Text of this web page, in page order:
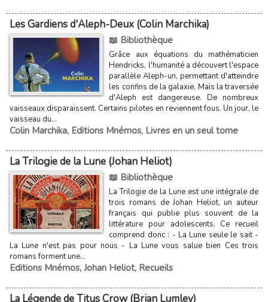
Les Gardiens d'Aleph-Deux (Colin Marchika)
📖 Bibliothèque
Grâce aux équations du mathématicien
Hendricks, l'humanité a découvert l'espace
parallèle Aleph-un, permettant d'atteindre
les confins de la galaxie. Mais la traversée
d'Aleph est dangereuse. De nombreux
vaisseaux disparaissent. Certains pilotes en reviennent fous. Un jour, le
vaisseau du...
Colin Marchika, Editions Mnémos, Livres en un seul tome
La Trilogie de la Lune (Johan Heliot)
📖 Bibliothèque
La Trilogie de la Lune est une intégrale de
trois romans de Johan Heliot, un auteur
français qui publie plus souvent de la
littérature pour adolescents. Ce recueil
comprend donc : - La Lune seule le sait -
La Lune n'est pas pour nous - La Lune vous salue bien Ces trois
romans forment une...
Editions Mnémos, Johan Heliot, Recueils
La Légende de Titus Crow (Brian Lumley)